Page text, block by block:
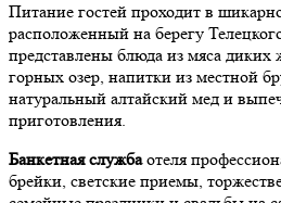
Питание гостей проходит в
расположенный на берегу
представлены блюда из мяса
горных озер, напитки из местной
натуральный алтайский мед и
приготовления.
Банкетная службаотеля
брейки, светские приемы,